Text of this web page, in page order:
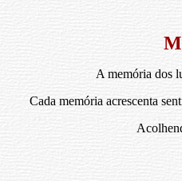
A memória dos
Cada memória acrescenta